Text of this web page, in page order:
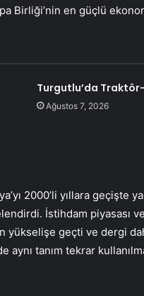
Birliği’nin en güçlü
Turgutlu’da
Ağustos 7, 2026
2000’li yıllara geçişte
İstihdam piyasası
geçti ve dergi
tanım tekrar